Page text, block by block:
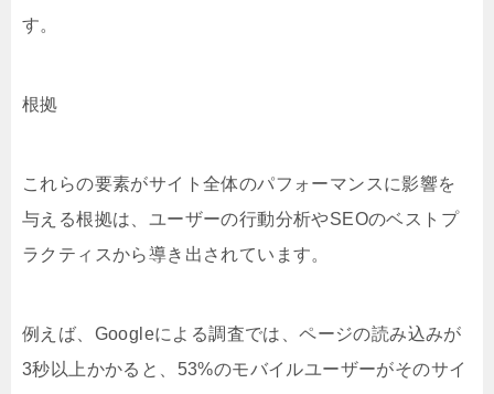
す。
根拠
これらの要素がサイト全体のパフォーマンスに影響を
与える根拠は、ユーザーの行動分析やSEOのベストプ
ラクティスから導き出されています。
例えば、Googleによる調査では、ページの読み込みが
3秒以上かかると、53%のモバイルユーザーがそのサイ